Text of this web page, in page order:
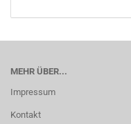
MEHR ÜBER...
Impressum
Kontakt